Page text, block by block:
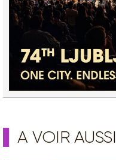
A VOIR AUSSI